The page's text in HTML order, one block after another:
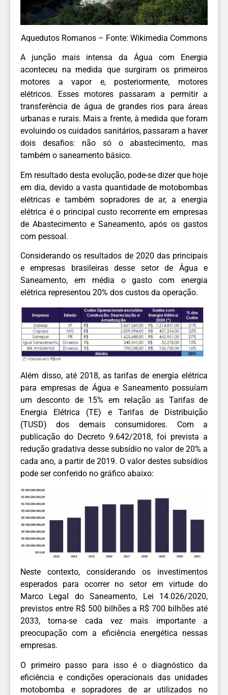
Aquedutos Romanos – Fonte: Wikimedia Commons
A junção mais intensa da Água com Energia
aconteceu na medida que surgiram os primeiros
motores a vapor e, posteriormente, motores
elétricos. Esses motores passaram a permitir a
transferência de água de grandes rios para áreas
urbanas e rurais. Mais a frente, à medida que foram
evoluindo os cuidados sanitários, passaram a haver
dois desafios: não só o abastecimento, mas
também o saneamento básico.
Em resultado desta evolução, pode-se dizer que hoje
em dia, devido a vasta quantidade de motobombas
elétricas e também sopradores de ar, a energia
elétrica é o principal custo recorrente em empresas
de Abastecimento e Saneamento, após os gastos
com pessoal.
Considerando os resultados de 2020 das principais
e empresas brasileiras desse setor de Água e
Saneamento, em média o gasto com energia
elétrica representou 20% dos custos da operação.
Além disso, até 2018, as tarifas de energia elétrica
para empresas de Água e Saneamento possuíam
um desconto de 15% em relação as Tarifas de
Energia Elétrica (TE) e Tarifas de Distribuição
(TUSD) dos demais consumidores. Com a
publicação do Decreto 9.642/2018, foi prevista a
redução gradativa desse subsídio no valor de 20% a
cada ano, a partir de 2019. O valor destes subsídios
pode ser conferido no gráfico abaixo:
Neste contexto, considerando os investimentos
esperados para ocorrer no setor em virtude do
Marco Legal do Saneamento, Lei 14.026/2020,
previstos entre R$ 500 bilhões a R$ 700 bilhões até
2033, torna-se cada vez mais importante a
preocupação com a eficiência energética nessas
empresas.
O primeiro passo para isso é o diagnóstico da
eficiência e condições operacionais das unidades
motobomba e sopradores de ar utilizados no